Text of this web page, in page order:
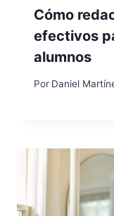
Cómo
efectivos
alumnos
Por Daniel